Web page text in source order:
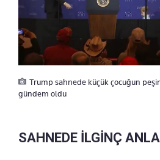
Trump sahnede küçük çocuğun
gündem oldu
SAHNEDE İLGİNÇ